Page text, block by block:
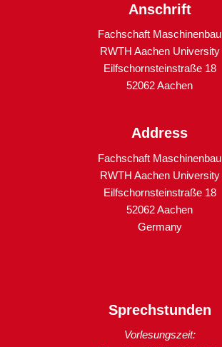
Anschrift
Fachschaft Maschinenbau
RWTH Aachen University
Eilfschornsteinstraße 18
52062 Aachen
Address
Fachschaft Maschinenbau
RWTH Aachen University
Eilfschornsteinstraße 18
52062 Aachen
Germany
Sprechstunden
Vorlesungszeit: